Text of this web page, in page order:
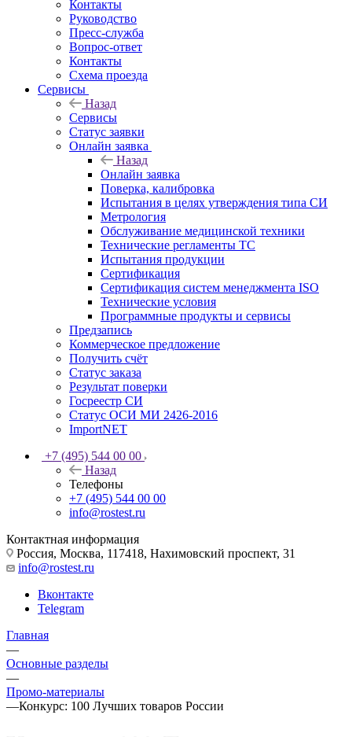
Контакты
Руководство
Пресс-служба
Вопрос-ответ
Контакты
Схема проезда
Сервисы
Назад
Сервисы
Статус заявки
Онлайн заявка
Назад
Онлайн заявка
Поверка, калибровка
Испытания в целях утверждения типа СИ
Метрология
Обслуживание медицинской техники
Технические регламенты ТС
Испытания продукции
Сертификация
Сертификация систем менеджмента ISO
Технические условия
Программные продукты и сервисы
Предзапись
Коммерческое предложение
Получить счёт
Статус заказа
Результат поверки
Госреестр СИ
Статус ОСИ МИ 2426-2016
ImportNET
+7 (495) 544 00 00
Назад
Телефоны
+7 (495) 544 00 00
info@rostest.ru
Контактная информация
Россия, Москва, 117418, Нахимовский проспект, 31
info@rostest.ru
Вконтакте
Telegram
Главная
—
Основные разделы
—
Промо-материалы
—Конкурс: 100 Лучших товаров России